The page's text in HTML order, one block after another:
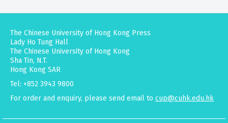
The Chinese University of Hong Kong Press
Lady Ho Tung Hall
The Chinese University of Hong Kong
Sha Tin, N.T.
Hong Kong SAR
Tel: +852 3943 9800
For order and enquiry, please send email to cup@cuhk.edu.hk